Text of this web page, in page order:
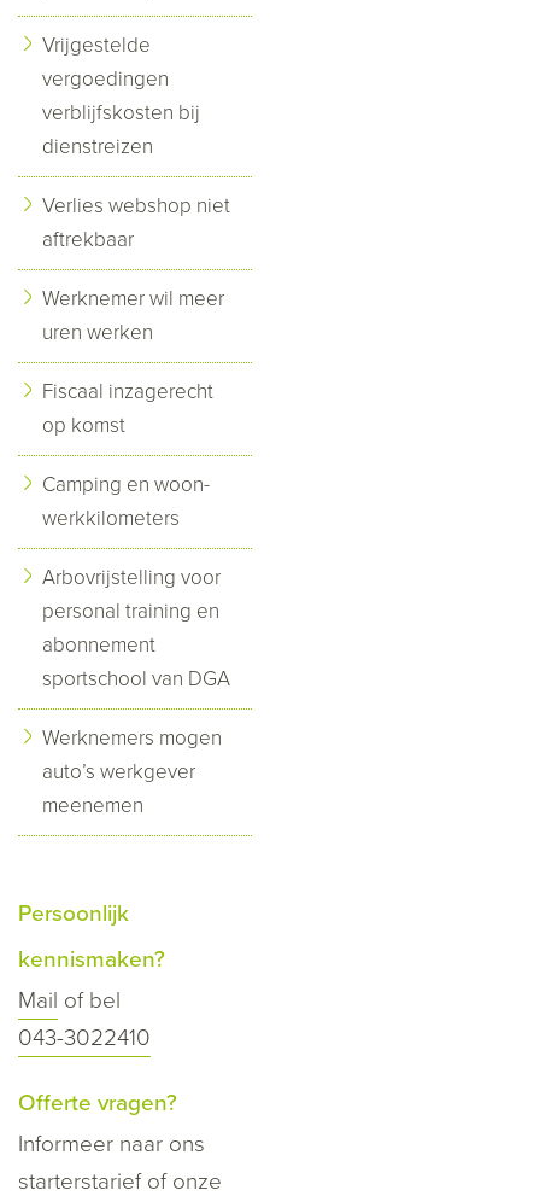
Vrijgestelde
vergoedingen
verblijfskosten bij
dienstreizen
Verlies webshop niet
aftrekbaar
Werknemer wil meer
uren werken
Fiscaal inzagerecht
op komst
Camping en woon-
werkkilometers
Arbovrijstelling voor
personal training en
abonnement
sportschool van DGA
Werknemers mogen
auto’s werkgever
meenemen
Persoonlijk
kennismaken?
Mail of bel
043-3022410
Offerte vragen?
Informeer naar ons
starterstarief of onze